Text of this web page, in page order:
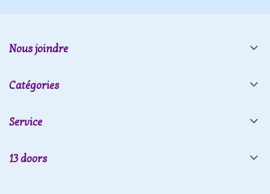
Nous joindre
Catégories
Service
13 doors